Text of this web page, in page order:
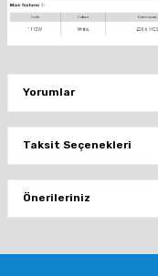
Yorumlar
Bu
Taksit Seçenekleri
Önerileriniz